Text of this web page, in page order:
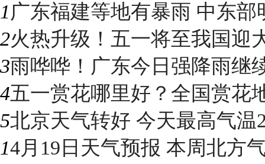
1 广东福建等地有暴雨 中东部
2火热升级！五一将至我国迎
3雨哗哗！广东今日强降雨继
4五一赏花哪里好？全国赏花
5北京天气转好 今天最高气
14月19日天气预报 本周北方